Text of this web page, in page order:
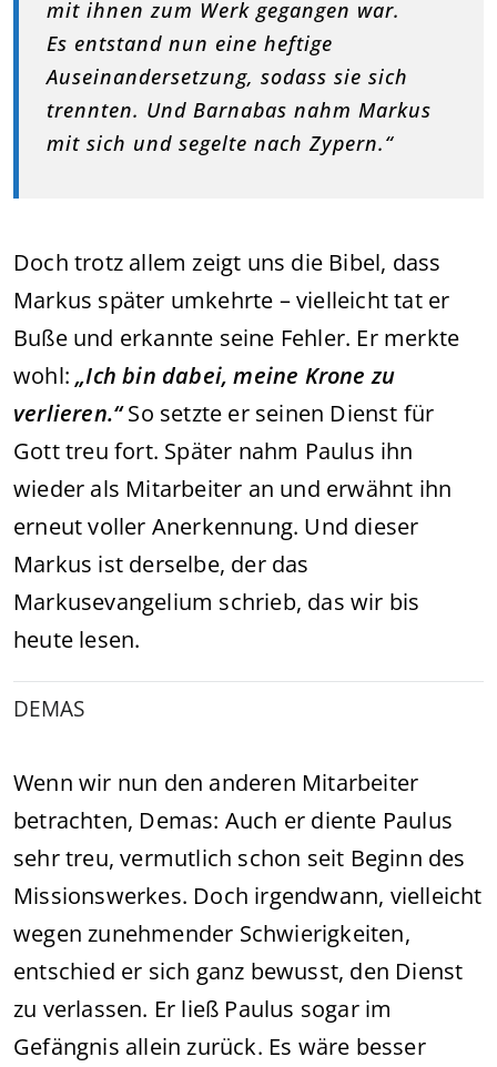
mit ihnen zum Werk gegangen war.
Es entstand nun eine heftige
Auseinandersetzung, sodass sie sich
trennten. Und Barnabas nahm Markus
mit sich und segelte nach Zypern.“
Doch trotz allem zeigt uns die Bibel, dass
Markus später umkehrte – vielleicht tat er
Buße und erkannte seine Fehler. Er merkte
wohl:„Ich bin dabei, meine Krone zu
verlieren.“So setzte er seinen Dienst für
Gott treu fort. Später nahm Paulus ihn
wieder als Mitarbeiter an und erwähnt ihn
erneut voller Anerkennung. Und dieser
Markus ist derselbe, der das
Markusevangelium schrieb, das wir bis
heute lesen.
DEMAS
Wenn wir nun den anderen Mitarbeiter
betrachten, Demas: Auch er diente Paulus
sehr treu, vermutlich schon seit Beginn des
Missionswerkes. Doch irgendwann, vielleicht
wegen zunehmender Schwierigkeiten,
entschied er sich ganz bewusst, den Dienst
zu verlassen. Er ließ Paulus sogar im
Gefängnis allein zurück. Es wäre besser